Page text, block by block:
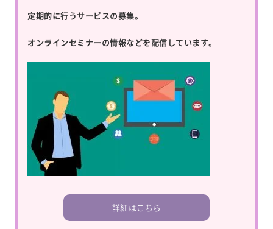
定期的に行うサービスの募集。
オンラインセミナーの情報などを配信しています。
詳細はこちら